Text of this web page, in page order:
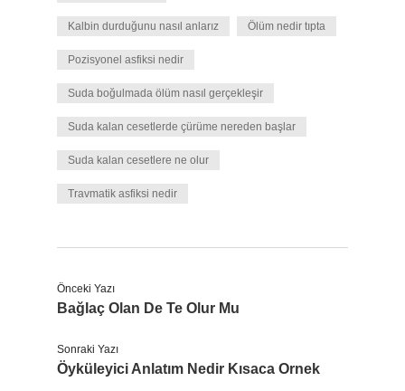
Kalbin durduğunu nasıl anlarız Ölüm nedir tıpta
Pozisyonel asfiksi nedir
Suda boğulmada ölüm nasıl gerçekleşir
Suda kalan cesetlerde çürüme nereden başlar
Suda kalan cesetlere ne olur
Travmatik asfiksi nedir
Önceki Yazı
Bağlaç Olan De Te Olur Mu
Sonraki Yazı
Öyküleyici Anlatım Nedir Kısaca Ornek